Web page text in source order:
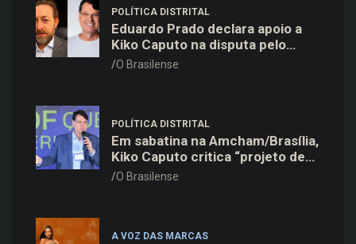
POLÍTICA DISTRITAL
Eduardo Prado declara apoio a
Kiko Caputo na disputa pelo
Governo do Distrito Federal
O Brasilense
POLÍTICA DISTRITAL
Em sabatina na Amcham/Brasília,
Kiko Caputo critica “projeto de
poder personalístico” e prioriza
O Brasilense
A VOZ DAS MARCAS